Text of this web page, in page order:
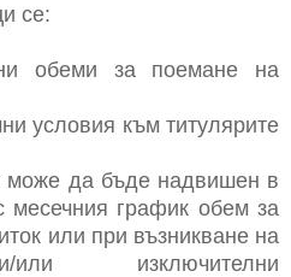
се:
обеми за поемане на
условия към титулярите
може да бъде надвишен в
месечния график обем за
или при възникване на
изключителни